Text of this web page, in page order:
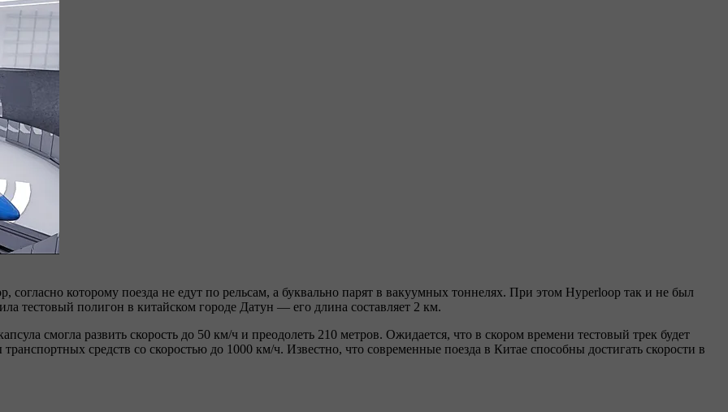
согласно которому поезда не едут по рельсам, а буквально парят в вакуумных тоннелях. При этом Hyperloop так и не был
тестовый полигон в китайском городе Датун — его длина составляет 2 км.
смогла развить скорость до 50 км/ч и преодолеть 210 метров. Ожидается, что в скором времени тестовый трек будет
средств со скоростью до 1000 км/ч. Известно, что современные поезда в Китае способны достигать скорости в